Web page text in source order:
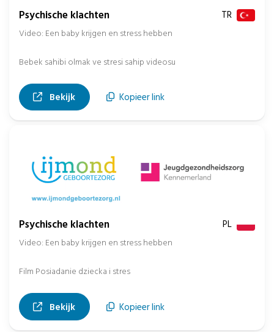
Psychische klachten TR
Video: Een baby krijgen en stress hebben
Bebek sahibi olmak ve stresi sahip videosu
Bekijk, opent in nieuw tabblad
Kopieer link
Psychische klachten PL
Video: Een baby krijgen en stress hebben
Film Posiadanie dziecka i stres
Bekijk, opent in nieuw tabblad
Kopieer link